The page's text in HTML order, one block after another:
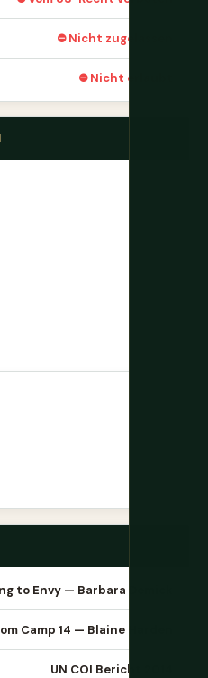
⛔ Nicht zugelassen
⛔ Nicht erlaubt
to Envy — Barbara Demick
Camp 14 — Blaine Harden
UN COI Bericht 2014